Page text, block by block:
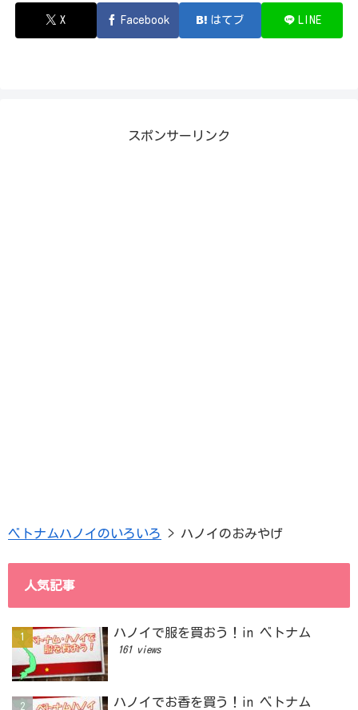
X Facebook はてブ LINE
スポンサーリンク
ベトナムハノイのいろいろ > ハノイのおみやげ
人気記事
ハノイで服を買おう！in ベトナム
161 views
ハノイでお香を買う！in ベトナム